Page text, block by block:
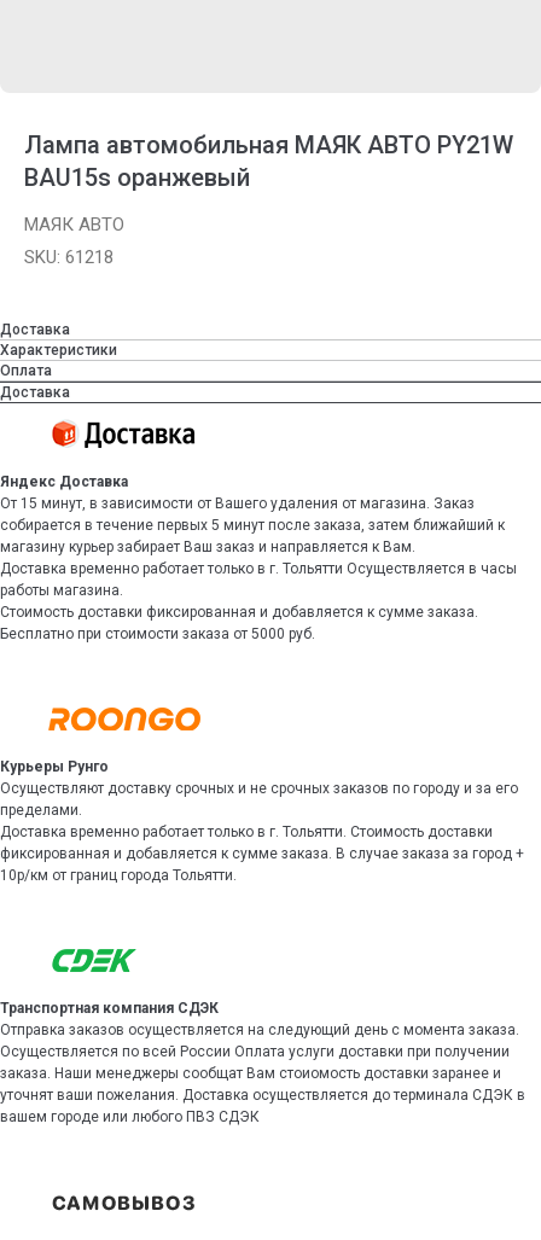
Лампа автомобильная МАЯК АВТО PY21W
BAU15s оранжевый
МАЯК АВТО
SKU: 61218
Доставка
Характеристики
Оплата
Доставка
Яндекс Доставка
От 15 минут, в зависимости от Вашего удаления от магазина. Заказ
собирается в течение первых 5 минут после заказа, затем ближайший к
магазину курьер забирает Ваш заказ и направляется к Вам.
Доставка временно работает только в г. Тольятти Осуществляется в часы
работы магазина.
Стоимость доставки фиксированная и добавляется к сумме заказа.
Бесплатно при стоимости заказа от 5000 руб.
Курьеры Рунго
Осуществляют доставку срочных и не срочных заказов по городу и за его
пределами.
Доставка временно работает только в г. Тольятти. Стоимость доставки
фиксированная и добавляется к сумме заказа. В случае заказа за город +
10р/км от границ города Тольятти.
Транспортная компания СДЭК
Отправка заказов осуществляется на следующий день с момента заказа.
Осуществляется по всей России Оплата услуги доставки при получении
заказа. Наши менеджеры сообщат Вам стоиомость доставки заранее и
уточнят ваши пожелания. Доставка осуществляется до терминала СДЭК в
вашем городе или любого ПВЗ СДЭК